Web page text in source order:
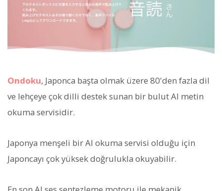
Ondoku, Japonca başta olmak üzere 80'den fazla dil
ve lehçeye çok dilli destek sunan bir bulut AI metin
okuma servisidir.
Japonya menşeli bir AI okuma servisi olduğu için
Japoncayı çok yüksek doğrulukla okuyabilir.